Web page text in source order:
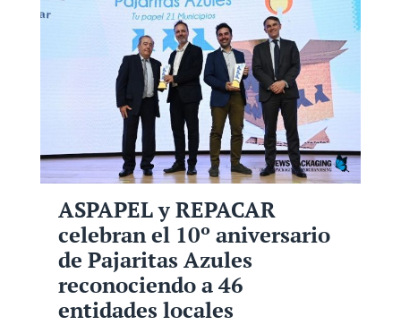
ASPAPEL y REPACAR
celebran el 10º aniversario
de Pajaritas Azules
reconociendo a 46
entidades locales